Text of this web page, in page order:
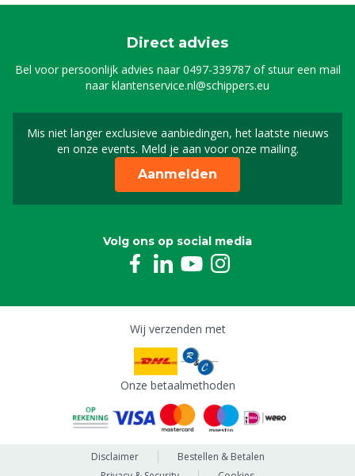
Direct advies
Bel voor persoonlijk advies naar0497-339787of stuur een mail
naarklantenservice.nl@schippers.eu
Mis niet langer exclusieve aanbiedingen, het laatste nieuws
en onze events. Meld je aan voor onze mailing.
Schrijf je in voor onze
Aanmelden
Volg ons op social media
Wij verzenden met
Onze betaalmethoden
Disclaimer
Bestellen & Betalen